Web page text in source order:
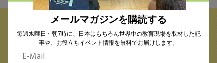
校種から探す テーマから探す
小学校 (293)
メールマガジンを購読する
毎週水曜日・朝7時に、日本はもちろん世界中の教育現場を取材した記
事や、お役立ちイベント情報を無料でお届けします。